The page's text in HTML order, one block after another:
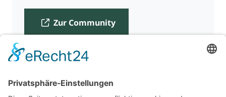
Zur Community